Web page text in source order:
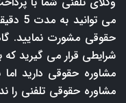
می
حقوقی مشورت نمایید.
شرایطی قرار می گیرید
مشاوره حقوقی دارید
مشاوره حقوقی تلفنی را